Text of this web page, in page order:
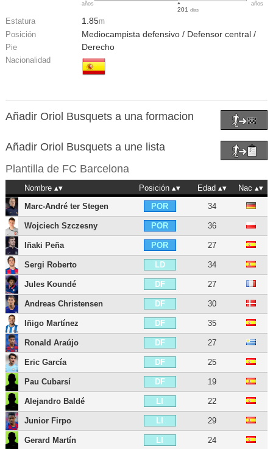
años
201días
años
Estatura 1.85m
Posición Mediocampista defensivo / Defensor central /
Pie Derecho
Nacionalidad
Añadir Oriol Busquets a una formacion
Añadir Oriol Busquets a une lista
Plantilla de FC Barcelona
Nombre Posición Edad
Nac
Marc-André ter Stegen
POR 34
Wojciech Szczesny POR 36
Iñaki Peña POR 27
Sergi Roberto LD 34
Jules Koundé DF 27
Andreas Christensen DF 30
Iñigo Martínez DF 35
Ronald Araújo DF 27
Eric García DF 25
Pau Cubarsí DF 19
Alejandro Baldé LI 22
Junior Firpo LI 29
Gerard Martín LI 24